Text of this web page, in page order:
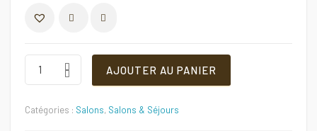
prix
initial
était :
actuel
est :
SALON
places
AJOUTER AU PANIER
Catégories : Salons, Salons & Séjours